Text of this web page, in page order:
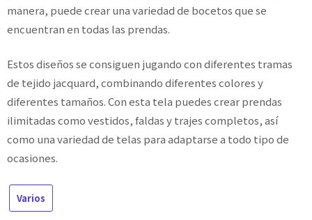
manera, puede crear una variedad de bocetos que se
encuentran en todas las prendas.
Estos diseños se consiguen jugando con diferentes tramas
de tejido jacquard, combinando diferentes colores y
diferentes tamaños. Con esta tela puedes crear prendas
ilimitadas como vestidos, faldas y trajes completos, así
como una variedad de telas para adaptarse a todo tipo de
ocasiones.
Varios